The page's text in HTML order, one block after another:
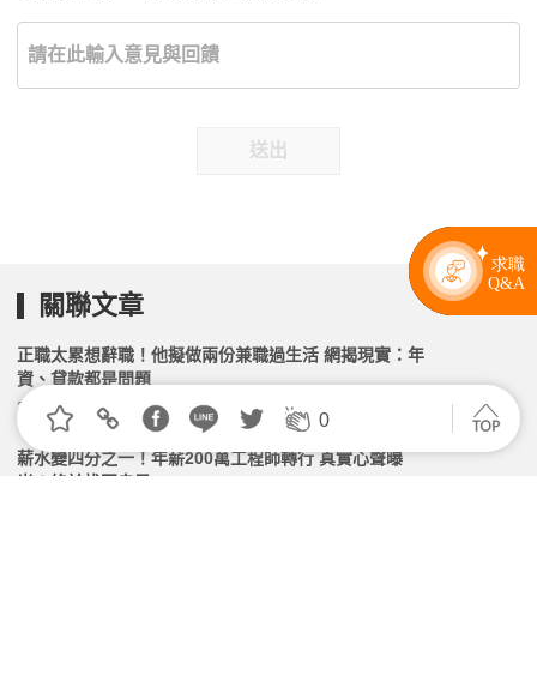
送出
0
關聯文章
正職太累想辭職！他擬做兩份兼職過生活 網揭現實：年
資、貸款都是問題
2026.05.04 | 104小編 | 2711觀看數
薪水變四分之一！年薪200萬工程師轉行 真實心聲曝
光：終於找回自己